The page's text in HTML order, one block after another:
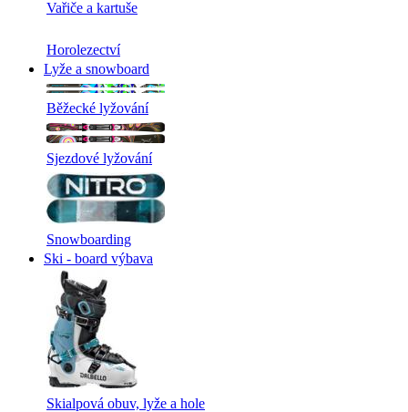
Vařiče a kartuše
Horolezectví
Lyže a snowboard
Běžecké lyžování
Sjezdové lyžování
Snowboarding
Ski - board výbava
Skialpová obuv, lyže a hole